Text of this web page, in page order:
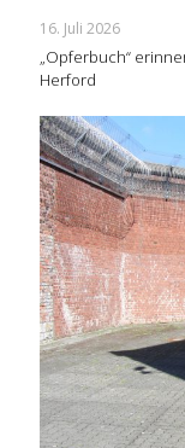
16. Juli 2026
„Opferbuch“
Herford